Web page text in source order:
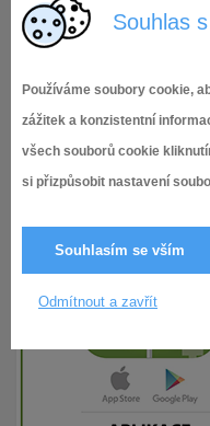
Souhlas
Používáme soubory cookie,
zážitek a konzistentní
všech souborů cookie
si přizpůsobit nastavení
Souhlasím se vším
Odmítnout a zavřít
Zápis Kontrolního výboru